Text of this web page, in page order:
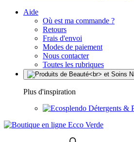
Aide
Où est ma commande ?
Retours
Frais d'envoi
Modes de paiement
Nous contacter
Toutes les rubriques
Plus d'inspiration
Détergents &